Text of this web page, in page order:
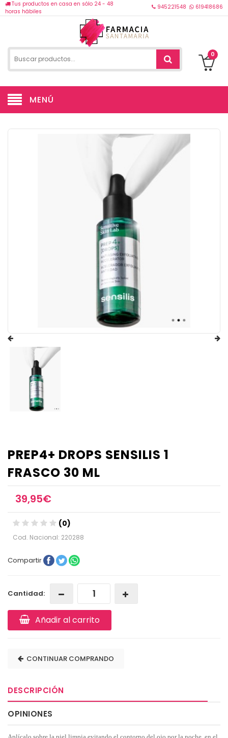
Tus productos en casa en sólo 24 - 48
horas hábiles
945221548 619418686
0
MENÚ
PREP4+ DROPS SENSILIS 1
FRASCO 30 ML
39,95€
(0)
Cod. Nacional: 220288
Compartir
Cantidad:
Añadir al carrito
CONTINUAR COMPRANDO
DESCRIPCIÓN
OPINIONES